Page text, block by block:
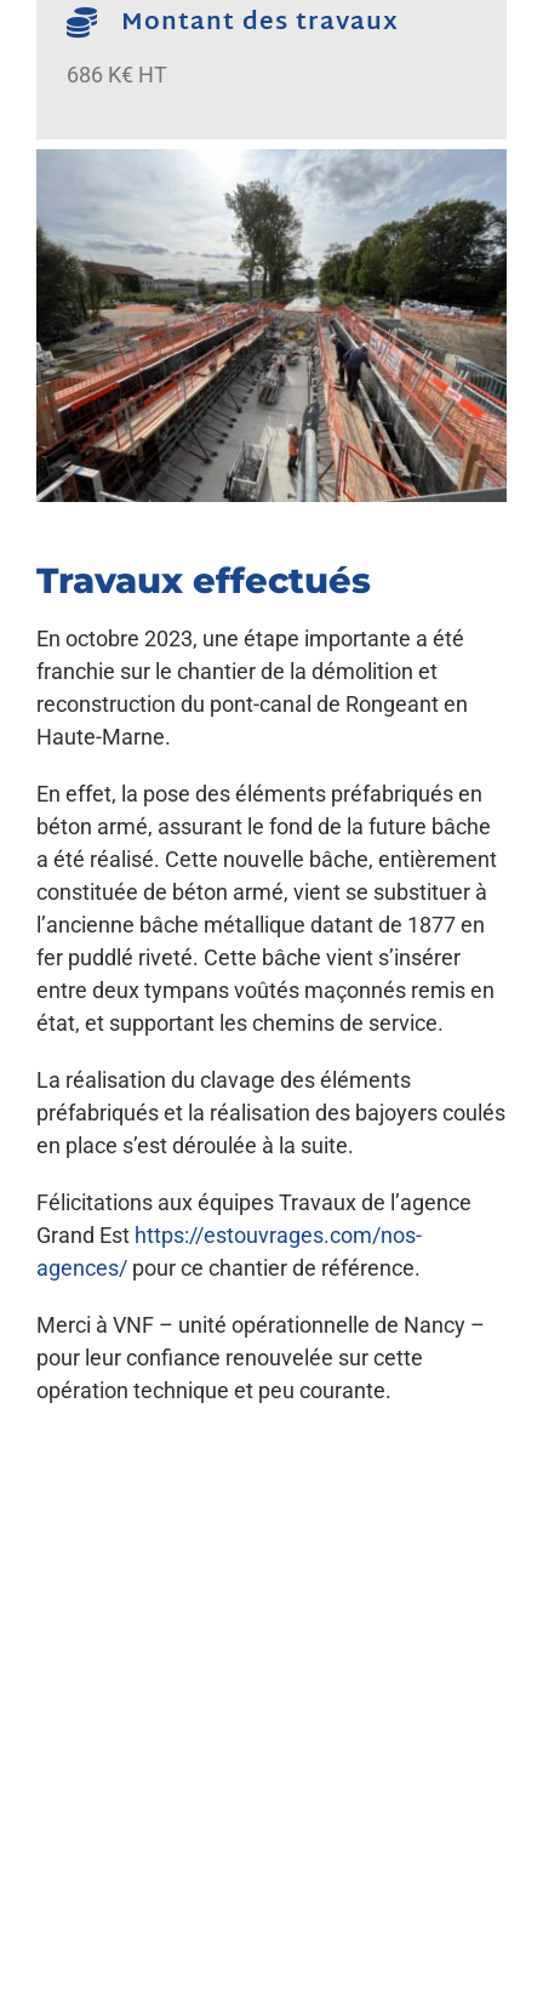
Montant des travaux
686 K€ HT
Travaux effectués
En octobre 2023, une étape importante a été
franchie sur le chantier de la démolition et
reconstruction du pont-canal de Rongeant en
Haute-Marne.
En effet, la pose des éléments préfabriqués en
béton armé, assurant le fond de la future bâche
a été réalisé. Cette nouvelle bâche, entièrement
constituée de béton armé, vient se substituer à
l’ancienne bâche métallique datant de 1877 en
fer puddlé riveté. Cette bâche vient s’insérer
entre deux tympans voûtés maçonnés remis en
état, et supportant les chemins de service.
La réalisation du clavage des éléments
préfabriqués et la réalisation des bajoyers coulés
en place s’est déroulée à la suite.
Félicitations aux équipes Travaux de l’agence
Grand Est https://estouvrages.com/nos-
agences/pour ce chantier de référence.
Merci à VNF – unité opérationnelle de Nancy –
pour leur confiance renouvelée sur cette
opération technique et peu courante.